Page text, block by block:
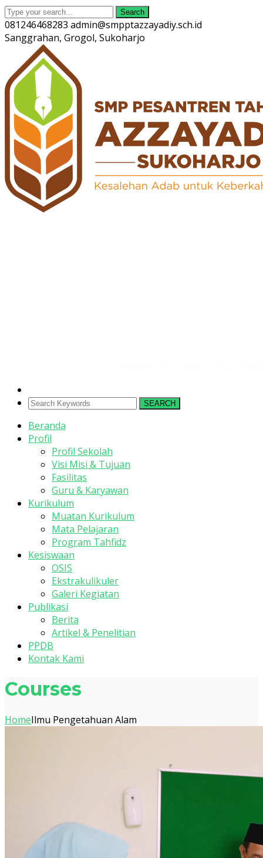
Search
081246468283 admin@smpptazzayadiy.sch.id
Sanggrahan, Grogol, Sukoharjo
Twitter
Profile
Facebook
Profile
Instagram
Profile
Youtube
Profile
SEARCH
Beranda
Profil
Profil Sekolah
Visi Misi & Tujuan
Fasilitas
Guru & Karyawan
Kurikulum
Muatan Kurikulum
Mata Pelajaran
Program Tahfidz
Kesiswaan
OSIS
Ekstrakulikuler
Galeri Kegiatan
Publikasi
Berita
Artikel & Penelitian
PPDB
Kontak Kami
Courses
HomeIlmu Pengetahuan Alam